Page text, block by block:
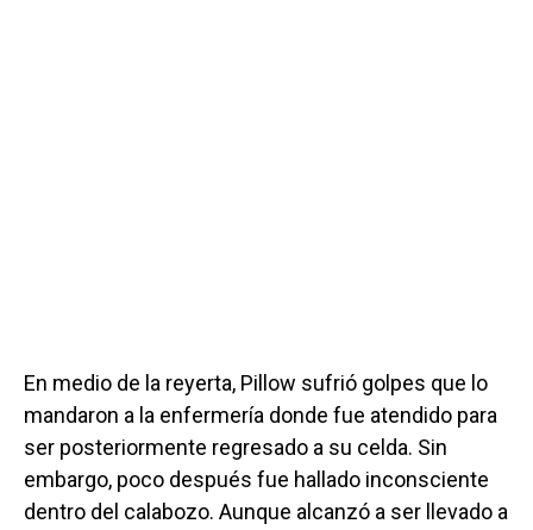
En medio de la reyerta, Pillow sufrió golpes que lo
mandaron a la enfermería donde fue atendido para
ser posteriormente regresado a su celda. Sin
embargo, poco después fue hallado inconsciente
dentro del calabozo. Aunque alcanzó a ser llevado a